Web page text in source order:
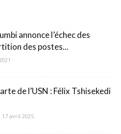
annonce l’échec des
des postes...
de l’USN : Félix Tshisekedi
17 avril 2025